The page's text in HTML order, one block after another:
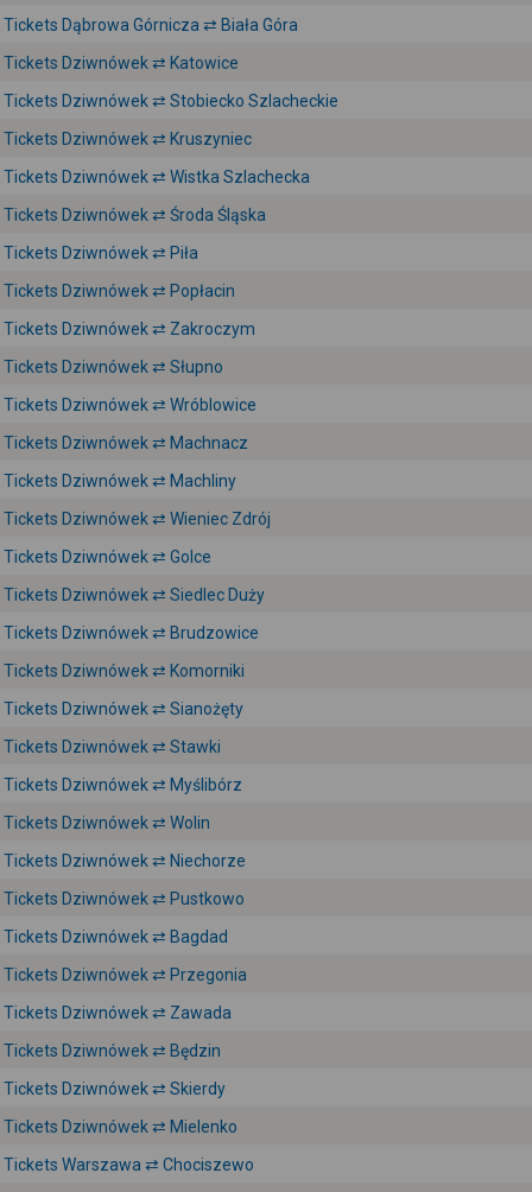
Tickets Dąbrowa Górnicza ⇄ Biała Góra
Tickets Dziwnówek ⇄ Katowice
Tickets Dziwnówek ⇄ Stobiecko Szlacheckie
Tickets Dziwnówek ⇄ Kruszyniec
Tickets Dziwnówek ⇄ Wistka Szlachecka
Tickets Dziwnówek ⇄ Środa Śląska
Tickets Dziwnówek ⇄ Piła
Tickets Dziwnówek ⇄ Popłacin
Tickets Dziwnówek ⇄ Zakroczym
Tickets Dziwnówek ⇄ Słupno
Tickets Dziwnówek ⇄ Wróblowice
Tickets Dziwnówek ⇄ Machnacz
Tickets Dziwnówek ⇄ Machliny
Tickets Dziwnówek ⇄ Wieniec Zdrój
Tickets Dziwnówek ⇄ Golce
Tickets Dziwnówek ⇄ Siedlec Duży
Tickets Dziwnówek ⇄ Brudzowice
Tickets Dziwnówek ⇄ Komorniki
Tickets Dziwnówek ⇄ Sianożęty
Tickets Dziwnówek ⇄ Stawki
Tickets Dziwnówek ⇄ Myślibórz
Tickets Dziwnówek ⇄ Wolin
Tickets Dziwnówek ⇄ Niechorze
Tickets Dziwnówek ⇄ Pustkowo
Tickets Dziwnówek ⇄ Bagdad
Tickets Dziwnówek ⇄ Przegonia
Tickets Dziwnówek ⇄ Zawada
Tickets Dziwnówek ⇄ Będzin
Tickets Dziwnówek ⇄ Skierdy
Tickets Dziwnówek ⇄ Mielenko
Tickets Warszawa ⇄ Chociszewo